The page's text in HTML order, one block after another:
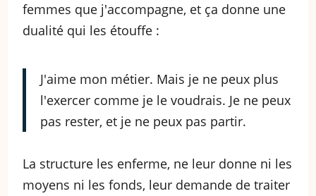
femmes que j'accompagne, et ça donne une
dualité qui les étouffe :
J'aime mon métier. Mais je ne peux plus
l'exercer comme je le voudrais. Je ne peux
pas rester, et je ne peux pas partir.
La structure les enferme, ne leur donne ni les
moyens ni les fonds, leur demande de traiter